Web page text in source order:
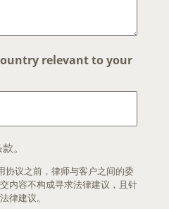
relevant to your
。
协议之前，律师与客户之间的委
内容不构成寻求法律建议，且针
律建议。